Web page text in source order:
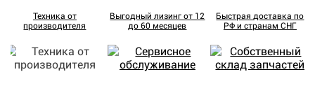
Техника от
производителя
Выгодный лизинг от 12
до 60 месяцев
Быстрая доставка по
РФ и странам СНГ